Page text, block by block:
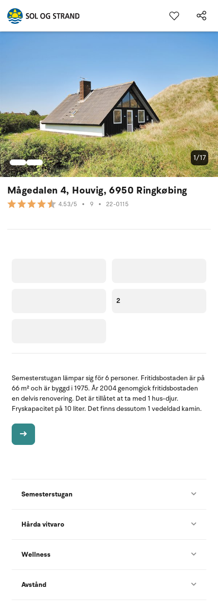
Mågedalen 4, Houvig, 6950 Ringkøbing
4.53/5 • 9 • 22-0115
1/17
2
Semesterstugan lämpar sig för 6 personer. Fritidsbostaden är på
66 m² och är byggd i 1975. År 2004 genomgick fritidsbostaden
en delvis renovering. Det är tillåtet at ta med 1 hus-djur.
Fryskapacitet på 10 liter. Det finns dessutom 1 vedeldad kamin.
Semesterstugan
Hårda vitvaro
Wellness
Avstånd